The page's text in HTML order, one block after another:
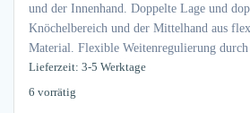
und der Innenhand. Doppelte Lage und
Knöchelbereich und der Mittelhand aus
Material. Flexible Weitenregulierung durch
Lieferzeit: 3-5 Werktage
6 vorrätig